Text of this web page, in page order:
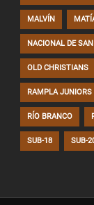
MALVÍN
NACIONAL DE
OLD CHRISTIANS
RAMPLA JUNIORS
RÍO BRANCO
SUB-18 SUB-